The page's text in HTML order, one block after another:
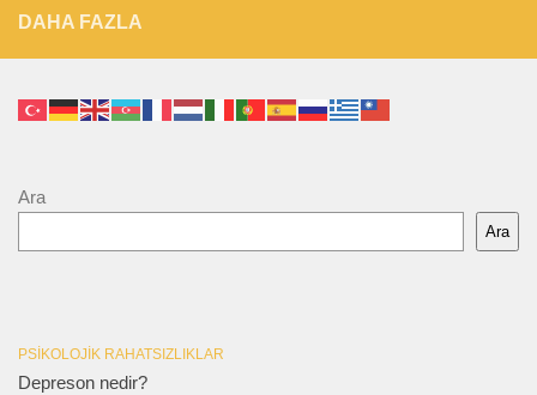
DAHA FAZLA
Ara
Ara
PSIKOLOJIK RAHATSIZLIKLAR
Depreson nedir?